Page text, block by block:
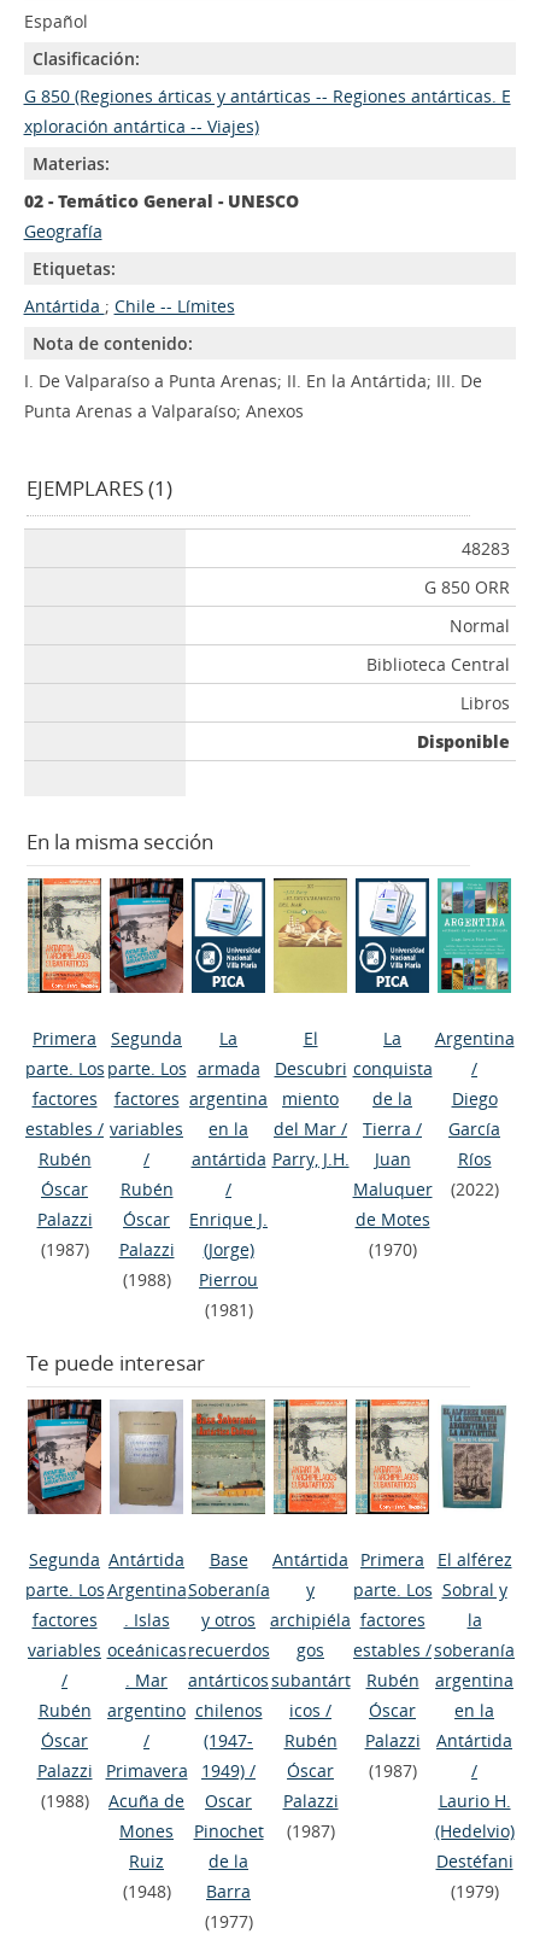
Español
Clasificación:
G 850 (Regiones árticas y antárticas -- Regiones antárticas. E
xploración antártica -- Viajes)
Materias:
02 - Temático General - UNESCO
Geografía
Etiquetas:
Antártida ; Chile -- Límites
Nota de contenido:
I. De Valparaíso a Punta Arenas; II. En la Antártida; III. De
Punta Arenas a Valparaíso; Anexos
EJEMPLARES (1)
48283
G 850 ORR
Normal
Biblioteca Central
Libros
Disponible
En la misma sección
Primera
parte. Los
factores
estables /
Rubén
Óscar
Palazzi
(1987)
Segunda
parte. Los
factores
variables
/
Rubén
Óscar
Palazzi
(1988)
La
armada
argentina
en la
antártida
/
Enrique J.
(Jorge)
Pierrou
(1981)
El
Descubri
miento
del Mar /
Parry, J.H.
La
conquista
de la
Tierra /
Juan
Maluquer
de Motes
(1970)
Argentina
/
Diego
García
Ríos
(2022)
Te puede interesar
Segunda
parte. Los
factores
variables
/
Rubén
Óscar
Palazzi
(1988)
Antártida
Argentina
. Islas
oceánicas
. Mar
argentino
/
Primavera
Acuña de
Mones
Ruiz
(1948)
Base
Soberanía
y otros
recuerdos
antárticos
chilenos
(1947-
1949) /
Oscar
Pinochet
de la
Barra
(1977)
Antártida
y
archipiéla
gos
subantárt
icos /
Rubén
Óscar
Palazzi
(1987)
Primera
parte. Los
factores
estables /
Rubén
Óscar
Palazzi
(1987)
El alférez
Sobral y
la
soberanía
argentina
en la
Antártida
/
Laurio H.
(Hedelvio)
Destéfani
(1979)